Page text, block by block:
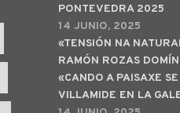
PONTEVEDRA 2025
14 JUNIO, 2025
«TENSIÓN NA
RAMÓN ROZAS
«CANDO A PAISAXE
VILLAMIDE EN LA